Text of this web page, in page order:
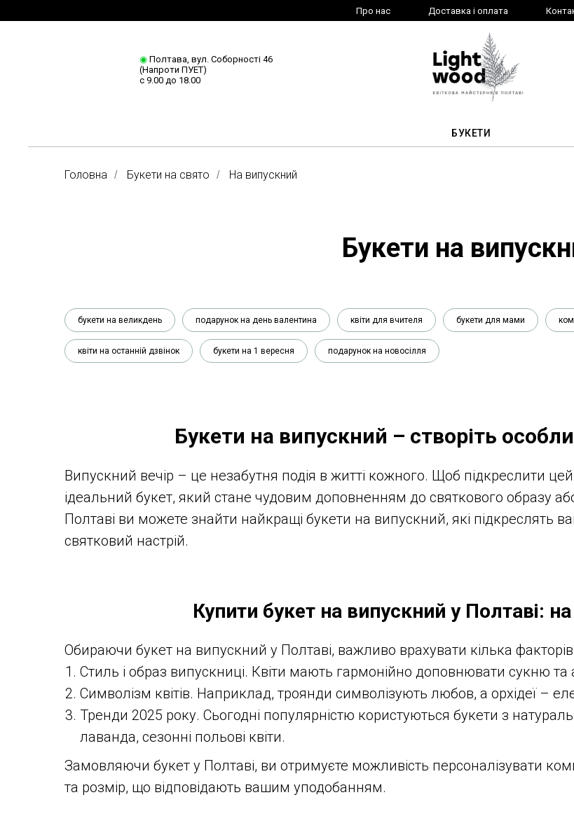
Про нас Доставка і оплата
◉Полтава, вул. Соборності 46
(Напроти ПУЕТ)
с 9.00 до 18.00
БУКЕТИ
Головна / Букети на свято / На випускний
Букети на
букети на великдень подарунок на день валентина квіти для вчителя букети для мами
квіти на останній дзвінок букети на 1 вересня подарунок на новосілля
Букети на випускний – створіть
Випускний вечір – це незабутня подія в житті кожного. Щоб підкреслити
ідеальний букет, який стане чудовим доповненням до святкового образу
Полтаві ви можете знайти найкращі букети на випускний, які підкреслять
святковий настрій.
Купити букет на випускний у Полтаві:
Обираючи букет на випускний у Полтаві, важливо врахувати кілька факторів:
Стиль і образ випускниці. Квіти мають гармонійно доповнювати сукню та
Символізм квітів. Наприклад, троянди символізують любов, а орхідеї –
Тренди 2025 року. Сьогодні популярністю користуються букети з
лаванда, сезонні польові квіти.
Замовляючи букет у Полтаві, ви отримуєте можливість персоналізувати
та розмір, що відповідають вашим уподобанням.